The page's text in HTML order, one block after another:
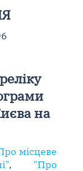
на
місцеве
, "Про